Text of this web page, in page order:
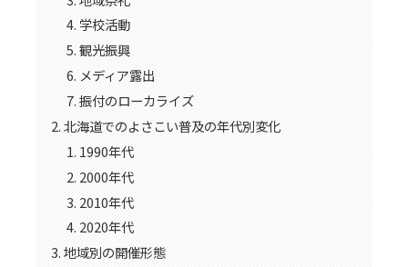
学校活動
観光振興
メディア露出
振付のローカライズ
北海道でのよさこい普及の年代別変化
1990年代
2000年代
2010年代
2020年代
地域別の開催形態